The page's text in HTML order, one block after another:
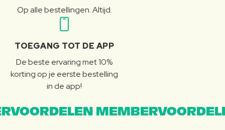
Op alle bestellingen. Altijd.
TOEGANG TOT DE APP
De beste ervaring met 10%
korting op je eerste bestelling
in de app!